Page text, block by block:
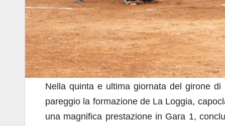
Nella quinta e ultima giornata del girone
pareggio la formazione de La Loggia,
una magnifica prestazione in Gara 1,